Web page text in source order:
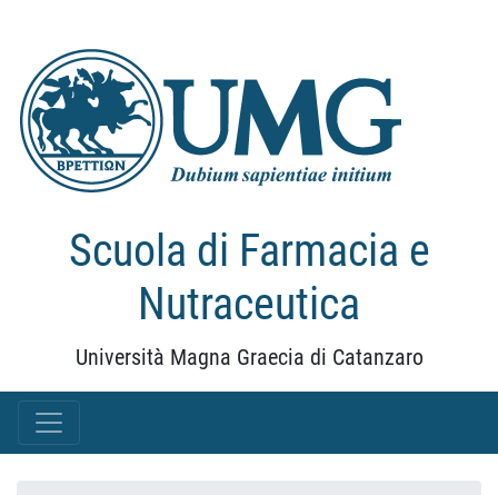
Scuola di Farmacia e
Nutraceutica
Università Magna Graecia di Catanzaro